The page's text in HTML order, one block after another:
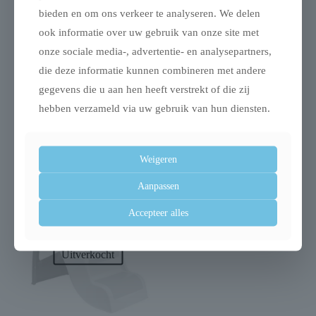
Trixie ren turquoise /
Uitverkocht
Trixie aqua toy
Uitverkocht
bieden en om ons verkeer te analyseren. We delen
ook informatie over uw gebruik van onze site met
onze sociale media-, advertentie- en analysepartners,
die deze informatie kunnen combineren met andere
gegevens die u aan hen heeft verstrekt of die zij
hebben verzameld via uw gebruik van hun diensten.
Weigeren
Aanpassen
Accepteer alles